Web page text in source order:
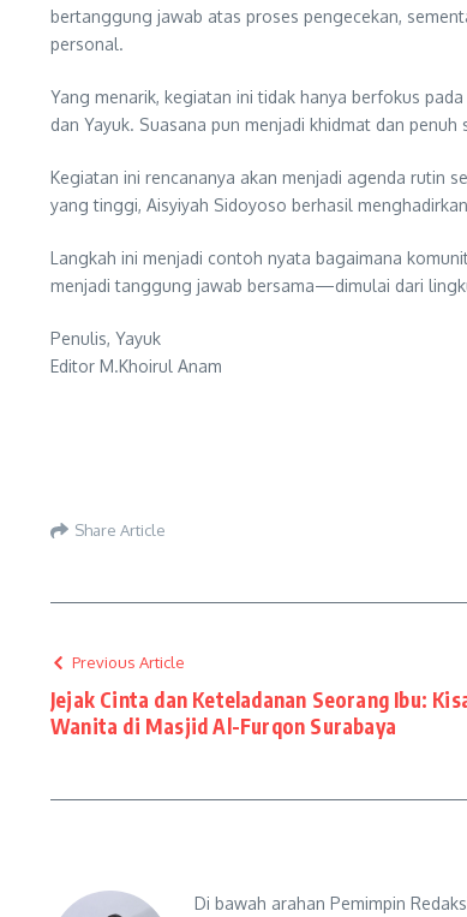
bertanggung jawab atas proses pengecekan,
personal.
Yang menarik, kegiatan ini tidak hanya berfokus
dan Yayuk. Suasana pun menjadi khidmat dan
Kegiatan ini rencananya akan menjadi agenda rutin
yang tinggi, Aisyiyah Sidoyoso berhasil
Langkah ini menjadi contoh nyata bagaimana
menjadi tanggung jawab bersama—dimulai dari
Penulis, Yayuk
Editor M.Khoirul Anam
Share Article
Previous Article
Jejak Cinta dan Keteladanan Seorang Ibu:
Wanita di Masjid Al-Furqon Surabaya
Di bawah arahan Pemimpin